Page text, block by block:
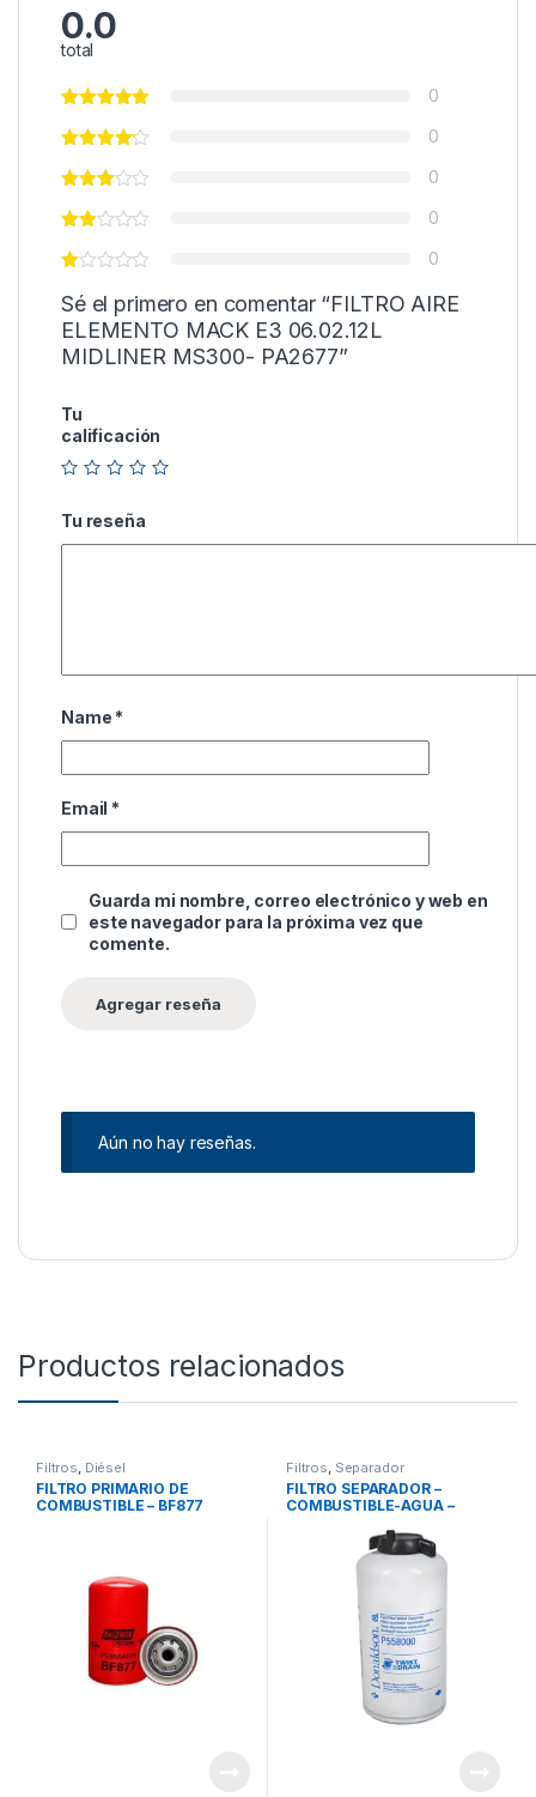
0.0
total
0
0
0
0
0
Sé el primero en comentar “FILTRO AIRE
ELEMENTO MACK E3 06.02.12L
MIDLINER MS300- PA2677”
Tu
calificación
Tu reseña
Name *
Email *
Guarda mi nombre, correo electrónico y web en
este navegador para la próxima vez que
comente.
Aún no hay reseñas.
Productos relacionados
Filtros Diésel
FILTRO PRIMARIO DE
COMBUSTIBLE – BF877
Filtros Separador
FILTRO SEPARADOR –
COMBUSTIBLE-AGUA –